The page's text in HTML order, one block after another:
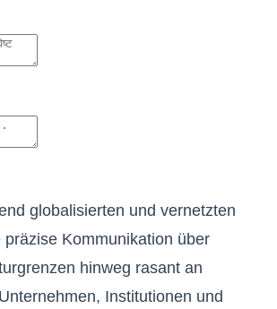
globalisierten und vernetzten
Kommunikation über
hinweg rasant an
Institutionen und